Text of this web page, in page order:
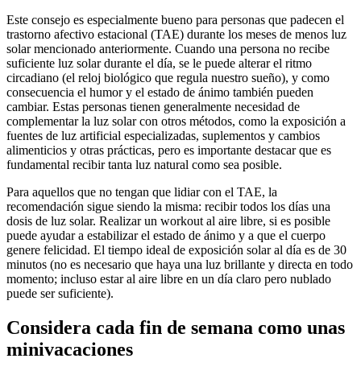
Este consejo es especialmente bueno para personas que padecen el
trastorno afectivo estacional (TAE) durante los meses de menos luz
solar mencionado anteriormente. Cuando una persona no recibe
suficiente luz solar durante el día, se le puede alterar el ritmo
circadiano (el reloj biológico que regula nuestro sueño), y como
consecuencia el humor y el estado de ánimo también pueden
cambiar. Estas personas tienen generalmente necesidad de
complementar la luz solar con otros métodos, como la exposición a
fuentes de luz artificial especializadas, suplementos y cambios
alimenticios y otras prácticas, pero es importante destacar que es
fundamental recibir tanta luz natural como sea posible.
Para aquellos que no tengan que lidiar con el TAE, la
recomendación sigue siendo la misma: recibir todos los días una
dosis de luz solar. Realizar un workout al aire libre, si es posible
puede ayudar a estabilizar el estado de ánimo y a que el cuerpo
genere felicidad. El tiempo ideal de exposición solar al día es de 30
minutos (no es necesario que haya una luz brillante y directa en todo
momento; incluso estar al aire libre en un día claro pero nublado
puede ser suficiente).
Considera cada fin de semana como unas
minivacaciones